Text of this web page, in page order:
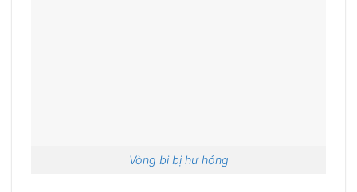
Vòng bi bị hư hỏng